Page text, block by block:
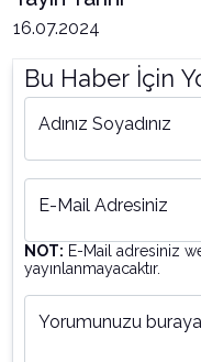
16.07.2024
Bu Haber İçin
Adınız Soyadınız
E-Mail Adresiniz
NOT: E-Mail adresiniz
yayınlanmayacaktır.
Yorumunuzu buraya